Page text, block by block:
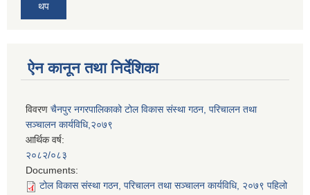
थप
ऐन कानून तथा निर्देशिका
विवरण चैनपुर नगरपालिकाको टोल विकास संस्था गठन, परिचालन तथा
सञ्चालन कार्यविधि,२०७९
आर्थिक वर्ष:
२०८२/०८३
Documents:
टोल विकास संस्था गठन, परिचालन तथा सञ्चालन कार्यविधि, २०७९ पहिलो